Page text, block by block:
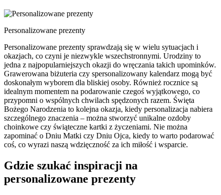
Personalizowane prezenty
Personalizowane prezenty sprawdzają się w wielu sytuacjach i
okazjach, co czyni je niezwykle wszechstronnymi. Urodziny to
jedna z najpopularniejszych okazji do wręczania takich upominków.
Grawerowana biżuteria czy spersonalizowany kalendarz mogą być
doskonałym wyborem dla bliskiej osoby. Również rocznice są
idealnym momentem na podarowanie czegoś wyjątkowego, co
przypomni o wspólnych chwilach spędzonych razem. Święta
Bożego Narodzenia to kolejna okazja, kiedy personalizacja nabiera
szczególnego znaczenia – można stworzyć unikalne ozdoby
choinkowe czy świąteczne kartki z życzeniami. Nie można
zapominać o Dniu Matki czy Dniu Ojca, kiedy to warto podarować
coś, co wyrazi naszą wdzięczność za ich miłość i wsparcie.
Gdzie szukać inspiracji na
personalizowane prezenty